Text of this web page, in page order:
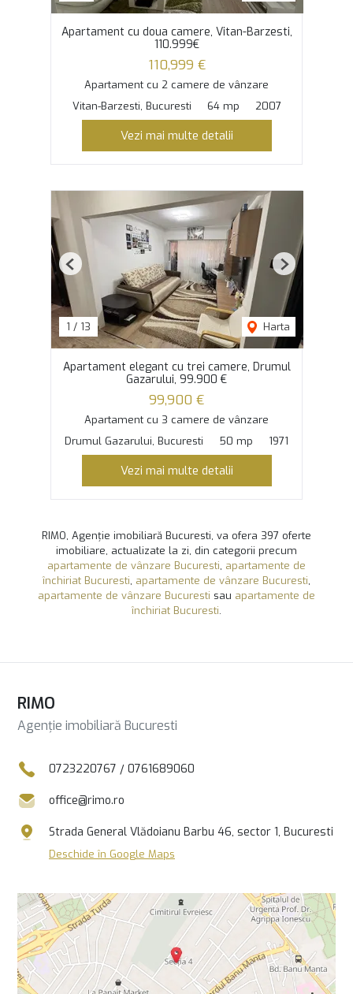
Apartament cu doua camere, Vitan-Barzesti,
110.999€
110,999 €
Apartament cu 2 camere de vânzare
Vitan-Barzesti, Bucuresti
64 mp 2007
Vezi mai multe detalii
1 / 13 Harta
Previous Next
Apartament elegant cu trei camere, Drumul
Gazarului, 99.900 €
99,900 €
Apartament cu 3 camere de vânzare
Drumul Gazarului, Bucuresti
50 mp 1971
Vezi mai multe detalii
RIMO, Agenție imobiliară Bucuresti, va ofera 397 oferte
imobiliare, actualizate la zi, din categorii precum
apartamente de vânzare Bucuresti, apartamente de
închiriat Bucuresti, apartamente de vânzare Bucuresti,
apartamente de vânzare Bucuresti sau apartamente de
închiriat Bucuresti.
RIMO
Agenție imobiliară Bucuresti
0723220767 / 0761689060
office@rimo.ro
Strada General Vlădoianu Barbu 46, sector 1, Bucuresti
Deschide în Google Maps